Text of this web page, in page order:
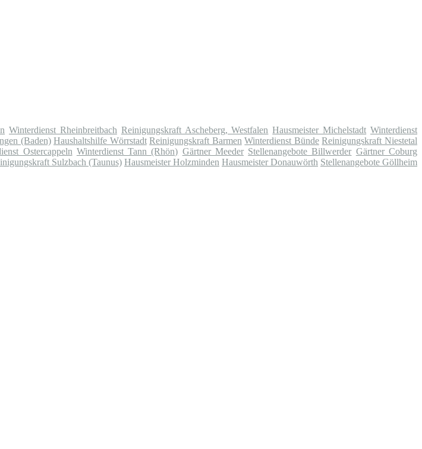
Winterdienst Rheinbreitbach Reinigungskraft Ascheberg, Westfalen Hausmeister Michelstadt Winterdienst
(Baden) Haushaltshilfe Wörrstadt Reinigungskraft Barmen Winterdienst Bünde Reinigungskraft Niestetal
Ostercappeln Winterdienst Tann (Rhön) Gärtner Meeder Stellenangebote Billwerder Gärtner Coburg
Sulzbach (Taunus) Hausmeister Holzminden Hausmeister Donauwörth Stellenangebote Göllheim